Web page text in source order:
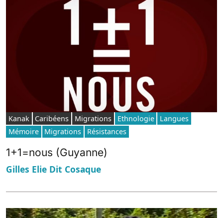
Kanak Caribéens Migrations Ethnologie
Langues
Mémoire
Migrations Résistances
1+1=nous (Guyanne)
Gilles Elie Dit Cosaque